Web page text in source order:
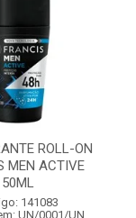
ROLL-ON
MEN ACTIVE
50ML
141083
UN/0001/UN